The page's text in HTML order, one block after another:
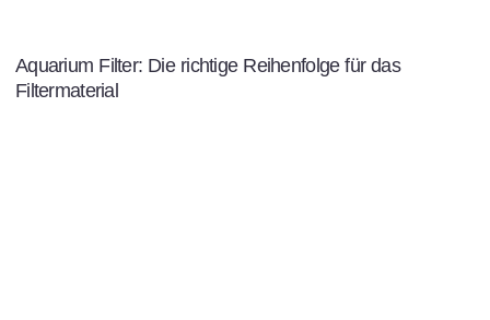
Aquarium Filter: Die richtige Reihenfolge für das
Filtermaterial